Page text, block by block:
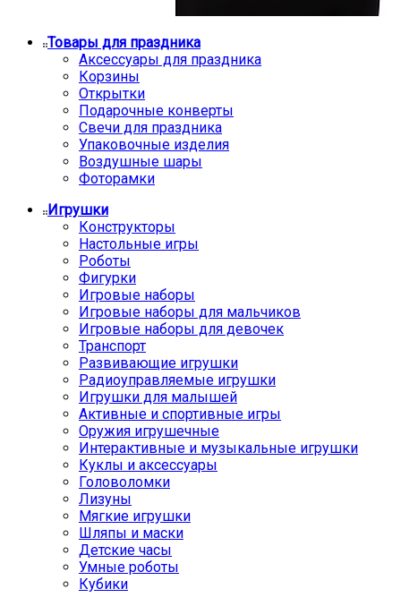
Товары для праздника
Аксессуары для праздника
Корзины
Открытки
Подарочные конверты
Свечи для праздника
Упаковочные изделия
Воздушные шары
Фоторамки
Игрушки
Конструкторы
Настольные игры
Роботы
Фигурки
Игровые наборы
Игровые наборы для мальчиков
Игровые наборы для девочек
Транспорт
Развивающие игрушки
Радиоуправляемые игрушки
Игрушки для малышей
Активные и спортивные игры
Оружия игрушечные
Интерактивные и музыкальные игрушки
Куклы и аксессуары
Головоломки
Лизуны
Мягкие игрушки
Шляпы и маски
Детские часы
Умные роботы
Кубики